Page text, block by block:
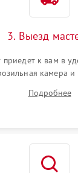
3. Выезд
приедет к вам в
камера и
Подробнее